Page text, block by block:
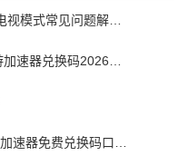
switch电视模式怎么调节音量-switch电视模式常见问题解决方案